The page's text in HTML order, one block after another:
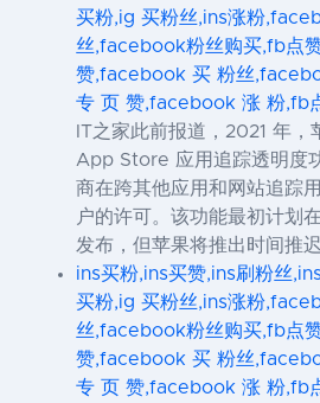
买粉,ig 买粉丝,ins涨粉
丝,facebook粉丝购买,fb点
赞,facebook 买 粉丝
专 页 赞,facebook 涨 粉,fb
IT之家此前报道，2021 年，
App Store 应用追踪透明度
商在跨其他应用和网站追踪
户的许可。该功能最初计划
发布，但苹果将推出时间推
ins买粉,ins买赞,ins刷粉丝
买粉,ig 买粉丝,ins涨粉
丝,facebook粉丝购买,fb点
赞,facebook 买 粉丝
专 页 赞,facebook 涨 粉,fb